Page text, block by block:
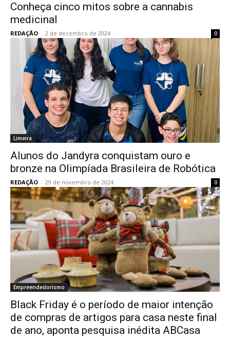
Conheça cinco mitos sobre a cannabis
medicinal
REDAÇÃO - 2 de dezembro de 2024 0
Limeira
Alunos do Jandyra conquistam ouro e
bronze na Olimpíada Brasileira de Robótica
REDAÇÃO - 29 de novembro de 2024 0
Empreendedorismo
Black Friday é o período de maior intenção
de compras de artigos para casa neste final
de ano, aponta pesquisa inédita ABCasa